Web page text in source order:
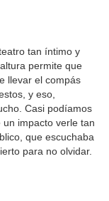
tan íntimo y
permite que
llevar el compás
y eso,
Casi podíamos
impacto verle tan
que escuchaba
para no olvidar.